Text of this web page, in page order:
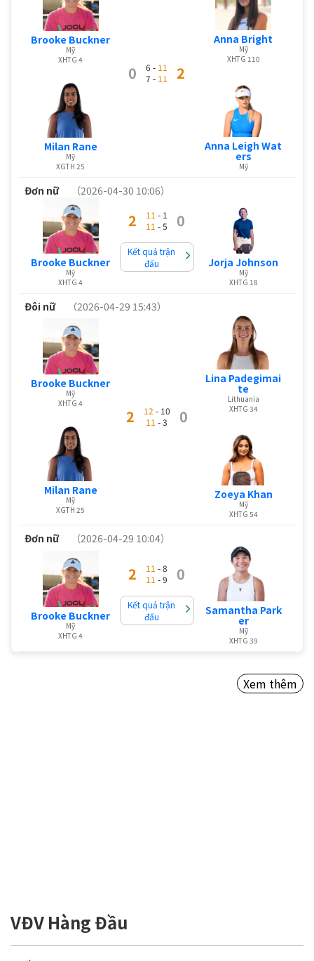
Brooke Buckner
Mỹ
XHTG 4
Milan Rane
Mỹ
XGTH 25
0 6 - 11
7 - 11 2
Anna Bright
Mỹ
XHTG 110
Anna Leigh Wat
ers
Mỹ
Đơn nữ （2026-04-30 10:06）
Brooke Buckner
Mỹ
XHTG 4
2 11 - 1
11 - 5 0
Kết quả trận
đấu
Jorja Johnson
Mỹ
XHTG 18
Đôi nữ （2026-04-29 15:43）
Brooke Buckner
Mỹ
XHTG 4
Milan Rane
Mỹ
XGTH 25
2 12 - 10
11 - 3 0
Lina Padegimai
te
Lithuania
XHTG 34
Zoeya Khan
Mỹ
XHTG 54
Đơn nữ （2026-04-29 10:04）
Brooke Buckner
Mỹ
XHTG 4
2 11 - 8
11 - 9 0
Kết quả trận
đấu
Samantha Park
er
Mỹ
XHTG 39
Xem thêm
VĐV Hàng Đầu